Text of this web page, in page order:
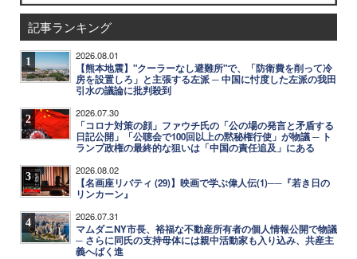
記事ランキング
1 2026.08.01
【熊本地震】"クーラーなし避難所"で、「防衛費を削って冷
房を設置しろ」と主張する左派 ─ 中国に忖度した左派の我田
引水の議論に批判殺到
2 2026.07.30
「コロナ対策の顔」ファウチ氏の「公の場の発言と矛盾する
日記公開」「公聴会で100回以上の黙秘権行使」が物議 ─ ト
ランプ政権の最終的な狙いは「中国の責任追及」にある
3 2026.08.02
【名画座リバティ (29)】映画で学ぶ偉人伝(1)──『若き日の
リンカーン』
4 2026.07.31
マムダニNY市長、裕福な不動産所有者の個人情報公開で物議
─ さらに同氏の支持母体には親中活動家も入り込み、共産主
義へばく進